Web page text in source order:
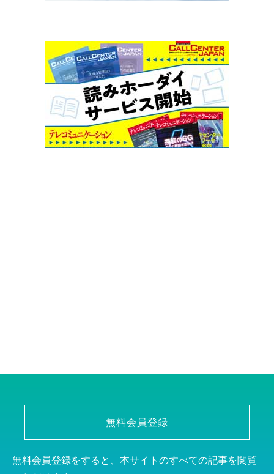
無料会員登録
無料会員登録をすると、本サイトのすべての記事を閲覧